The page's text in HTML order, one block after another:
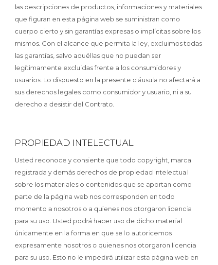
las descripciones de productos, informaciones y materiales
que figuran en esta página web se suministran como
cuerpo cierto y sin garantías expresas o implícitas sobre los
mismos. Con el alcance que permita la ley, excluimos todas
las garantías, salvo aquéllas que no puedan ser
legítimamente excluidas frente a los consumidores y
usuarios. Lo dispuesto en la presente cláusula no afectará a
sus derechos legales como consumidor y usuario, ni a su
derecho a desistir del Contrato.
PROPIEDAD INTELECTUAL
Usted reconoce y consiente que todo copyright, marca
registrada y demás derechos de propiedad intelectual
sobre los materiales o contenidos que se aportan como
parte de la página web nos corresponden en todo
momento a nosotros o a quienes nos otorgaron licencia
para su uso. Usted podrá hacer uso de dicho material
únicamente en la forma en que se lo autoricemos
expresamente nosotros o quienes nos otorgaron licencia
para su uso. Esto no le impedirá utilizar esta página web en